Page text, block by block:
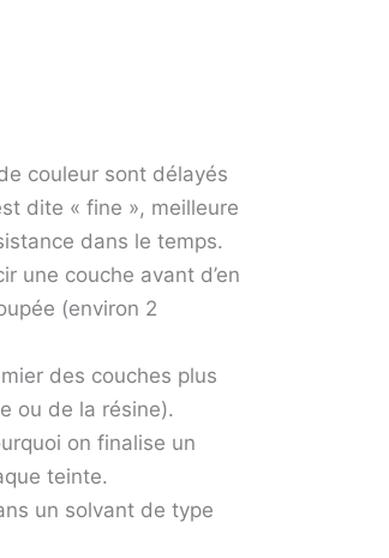
couleur sont délayés
dite « fine », meilleure
dans le temps.
une couche avant d’en
(environ 2
des couches plus
ou de la résine).
on finalise un
teinte.
un solvant de type